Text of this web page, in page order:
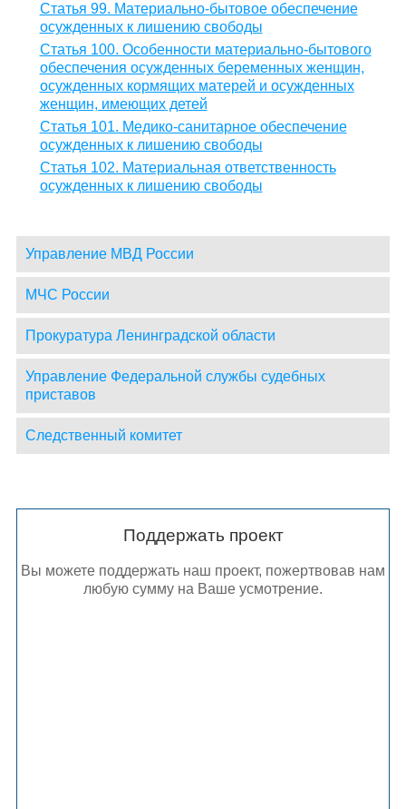
Статья 99. Материально-бытовое обеспечение
осужденных к лишению свободы
Статья 100. Особенности материально-бытового
обеспечения осужденных беременных женщин,
осужденных кормящих матерей и осужденных
женщин, имеющих детей
Статья 101. Медико-санитарное обеспечение
осужденных к лишению свободы
Статья 102. Материальная ответственность
осужденных к лишению свободы
Управление МВД России
МЧС России
Прокуратура Ленинградской области
Управление Федеральной службы судебных
приставов
Следственный комитет
Поддержать проект
Вы можете поддержать наш проект, пожертвовав нам
любую сумму на Ваше усмотрение.